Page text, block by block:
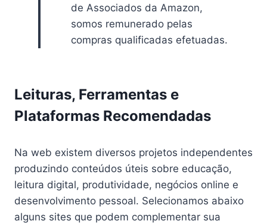
de Associados da Amazon,
somos remunerado pelas
compras qualificadas efetuadas.
Leituras, Ferramentas e
Plataformas Recomendadas
Na web existem diversos projetos independentes
produzindo conteúdos úteis sobre educação,
leitura digital, produtividade, negócios online e
desenvolvimento pessoal. Selecionamos abaixo
alguns sites que podem complementar sua